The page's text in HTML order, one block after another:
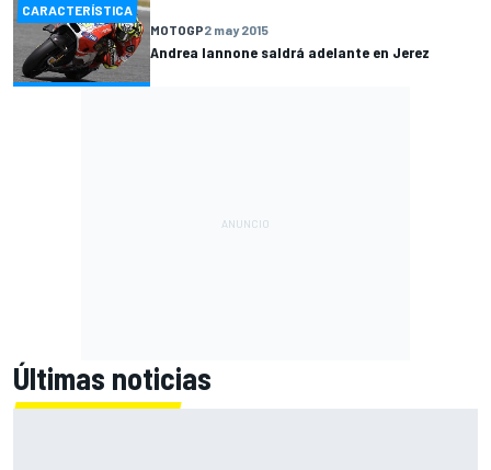
CARACTERÍSTICA
MOTOGP2 may 2015
Andrea Iannone saldrá adelante en Jerez
Últimas noticias